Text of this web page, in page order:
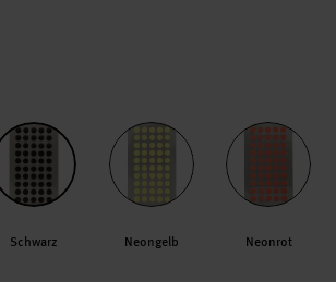
Schwarz Neongelb Neonrot